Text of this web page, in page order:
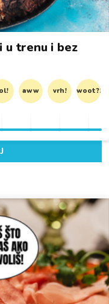
trenu i bez
aww vrh! woot?!